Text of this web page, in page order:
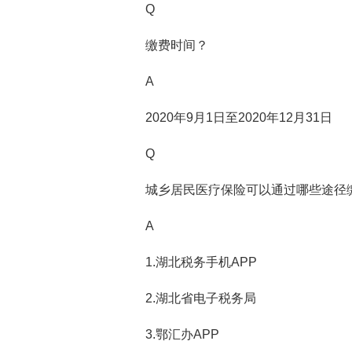
Q
缴费时间？
A
2020年9月1日至2020年12月31日
Q
城乡居民医疗保险可以通过哪些途径
A
1.湖北税务手机APP
2.湖北省电子税务局
3.鄂汇办APP